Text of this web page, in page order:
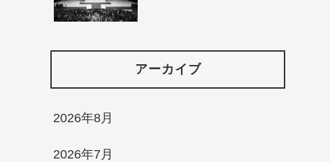
アーカイブ
2026年8月
2026年7月